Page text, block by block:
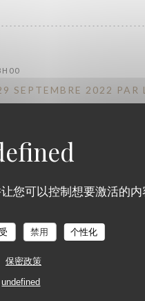
您可以控制想要激活的内
禁用 个性化
保密政策
undefined
SEPTEMBRE 2022
JUIN PAR LA TROUPE